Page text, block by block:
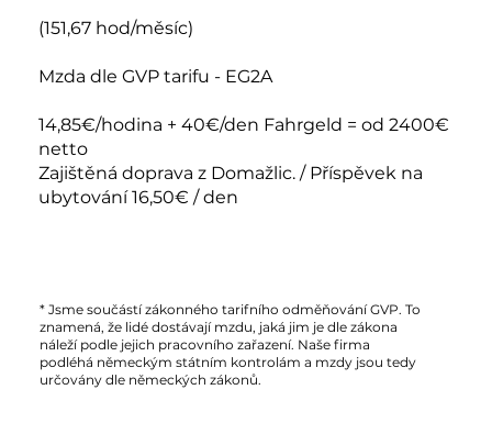
* Jsme součástí zákonného tarifního odměňování GVP. To
znamená, že lidé dostávají mzdu, jaká jim je dle zákona
náleží podle jejich pracovního zařazení. Naše firma
podléhá německým státním kontrolám a mzdy jsou tedy
určovány dle německých zákonů.
(151,67 hod/měsíc)
Mzda dle GVP tarifu - EG2A
14,85€/hodina + 40€/den Fahrgeld = od 2400€
netto
Zajištěná doprava z Domažlic. / Příspěvek na
ubytování 16,50€ / den